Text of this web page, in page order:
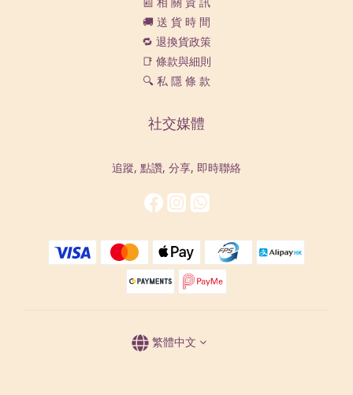
🚚 送 貨 時 間
🔁 退換貨政策
📑 條款與細則
🔍 私 隱 條 款
社交媒體
追蹤, 點讚, 分享, 即時聯絡
繁體中文